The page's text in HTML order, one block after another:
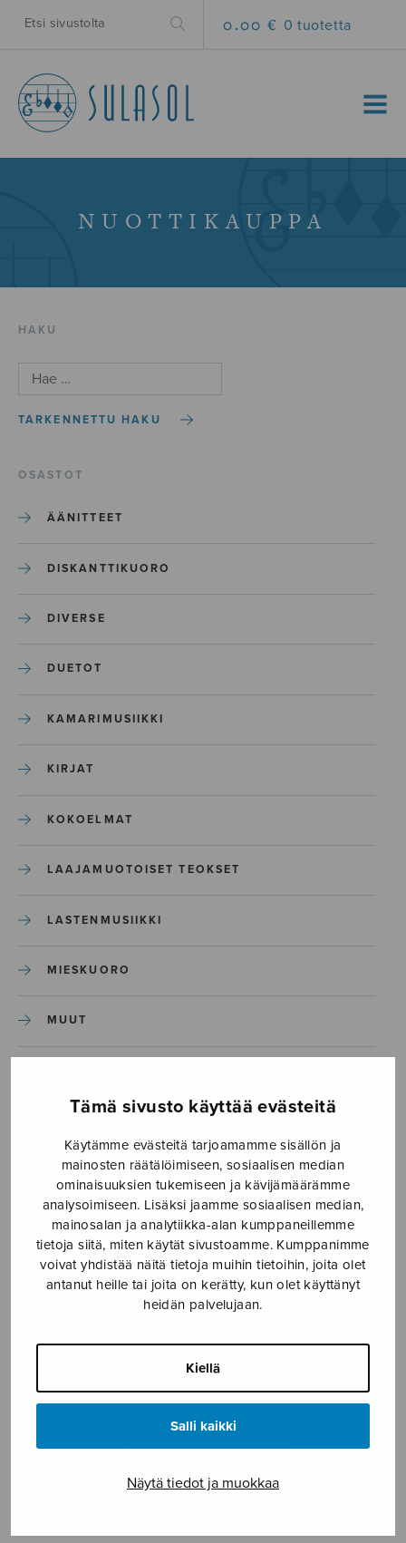
Tämä sivusto käyttää evästeitä
Käytämme evästeitä tarjoamamme sisällön ja
mainosten räätälöimiseen, sosiaalisen median
ominaisuuksien tukemiseen ja kävijämäärämme
analysoimiseen. Lisäksi jaamme sosiaalisen median,
mainosalan ja analytiikka-alan kumppaneillemme
tietoja siitä, miten käytät sivustoamme. Kumppanimme
voivat yhdistää näitä tietoja muihin tietoihin, joita olet
antanut heille tai joita on kerätty, kun olet käyttänyt
heidän palvelujaan.
Kiellä
Salli kaikki
Näytä tiedot ja muokkaa
0.00 € 0 tuotetta
MENU
NUOTTIKAUPPA
HAKU
TARKENNETTU HAKU
OSASTOT
ÄÄNITTEET
DISKANTTIKUORO
DIVERSE
DUETOT
KAMARIMUSIIKKI
KIRJAT
KOKOELMAT
LAAJAMUOTOISET TEOKSET
LASTENMUSIIKKI
MIESKUORO
MUUT
SOITINKOULUT JA OPPAAT
SOITINMUSIIKKI
YKSINLAULU
Sulasol nuottikauppa
ma–pe klo 10–16 tai sopimuksen mukaan
Tallberginkatu 1 B, 1,5 krs.